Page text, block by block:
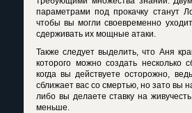
параметрами под прокачку станут
чтобы вы могли своевременно
сдерживать их мощные атаки.
Также следует выделить, что Аня
которого можно создать несколько
когда вы действуете осторожно,
сближает вас со смертью, но зато вы
либо вы делаете ставку на
меньше.